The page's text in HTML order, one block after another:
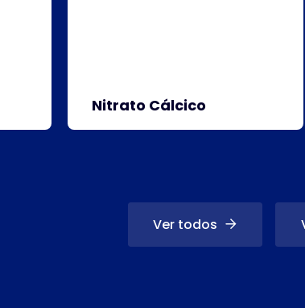
Nitrato Cálcico
Ver todos